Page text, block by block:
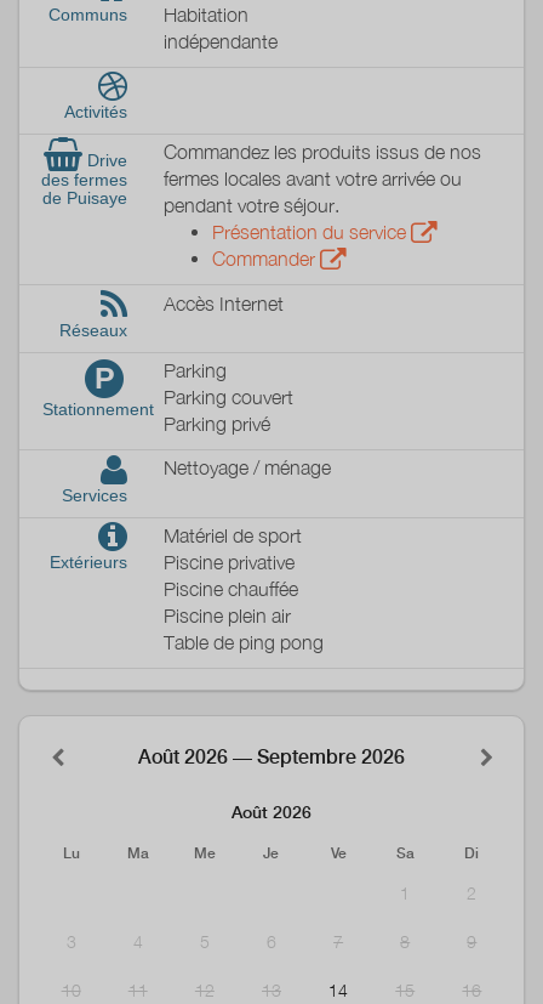
Communs
Habitation
indépendante
Activités
Drive
des fermes
de Puisaye
Commandez les produits issus de nos
fermes locales avant votre arrivée ou
pendant votre séjour.
Présentation du service
Commander
Réseaux
Accès Internet
P
Stationnement
Parking
Parking couvert
Parking privé
Services
Nettoyage / ménage
Extérieurs
Matériel de sport
Piscine privative
Piscine chauffée
Piscine plein air
Table de ping pong
Août 2026 — Septembre 2026
Août 2026
Lu Ma Me Je Ve Sa Di
1 2
3 4 5 6 7 8 9
10 11 12 13 14 15 16